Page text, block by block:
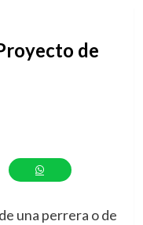
de
una perrera o de